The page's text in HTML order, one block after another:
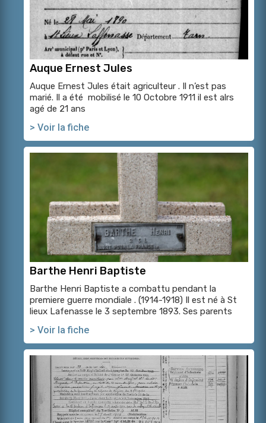
Auque Ernest Jules
Auque Ernest Jules était agriculteur . Il n’est pas
marié. Il a été mobilisé le 10 Octobre 1911 il est alrs
agé de 21 ans
> Voir la fiche
Barthe Henri Baptiste
Barthe Henri Baptiste a combattu pendant la
premiere guerre mondiale . (1914-1918) Il est né à St
lieux Lafenasse le 3 septembre 1893. Ses parents
> Voir la fiche